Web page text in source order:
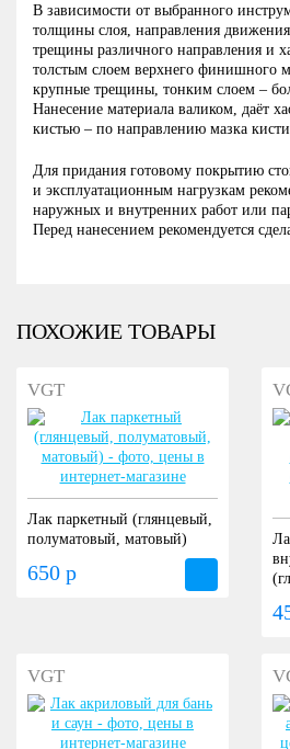
В зависимости от выбранного
толщины слоя, направления
трещины различного направления и
толстым слоем верхнего финишного
крупные трещины, тонким слоем –
Нанесение материала валиком, даёт
кистью – по направлению мазка кисти.
Для придания готовому покрытию
и эксплуатационным нагрузкам
наружных и внутренних работ или
Перед нанесением рекомендуется
ПОХОЖИЕ ТОВАРЫ
VGT
Лак паркетный (глянцевый,
полуматовый, матовый)
650 р
VGT